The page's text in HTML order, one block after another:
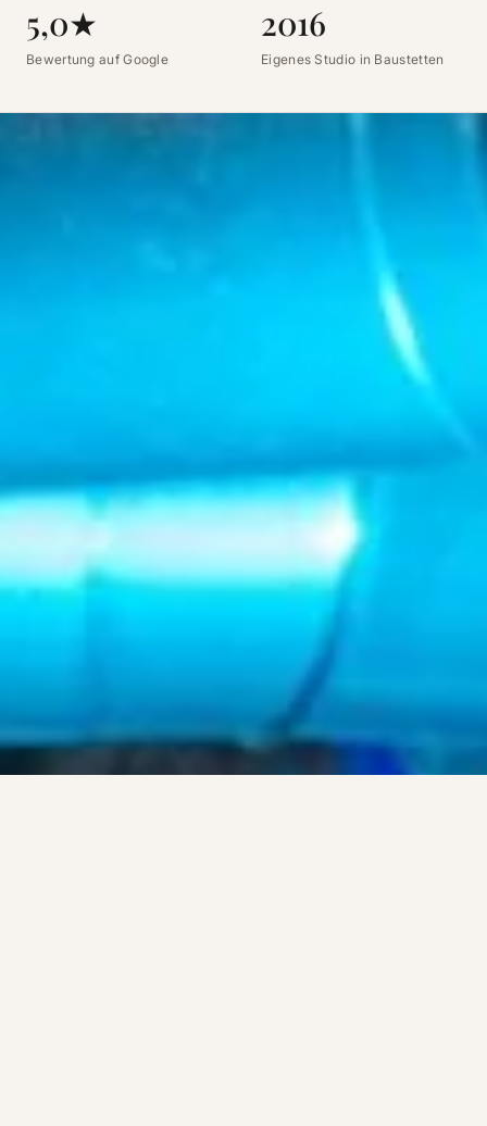
5,0★
Bewertung auf Google
2016
Eigenes Studio in Baustetten